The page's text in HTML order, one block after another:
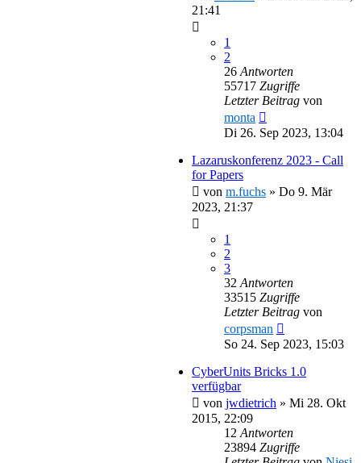
21:41
1
2
26 Antworten
55717 Zugriffe
Letzter Beitrag von
monta
Di 26. Sep 2023, 13:04
Lazaruskonferenz 2023 - Call
for Papers
von m.fuchs » Do 9. Mär
2023, 21:37
1
2
3
32 Antworten
33515 Zugriffe
Letzter Beitrag von
corpsman
So 24. Sep 2023, 15:03
CyberUnits Bricks 1.0
verfügbar
von jwdietrich » Mi 28. Okt
2015, 22:09
12 Antworten
23894 Zugriffe